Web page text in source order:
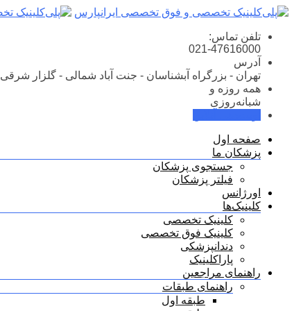
Skip
contentتلفن تماس:
021-47616000
آدرس
تهران - بزرگراه آبشناسان - جنت آباد شمالی - گلزار شرقی
همه روزه و
شبانه‌روزی
صفحه اول
پزشکان ما
جستجوی پزشکان
فیلتر پزشکان
اورژانس
کلینیک‌ها
کلینیک تخصصی
کلینیک فوق تخصصی
دندانپزشکی
پاراکلینیک
راهنمای مراجعین
راهنمای طبقات
طبقه اول